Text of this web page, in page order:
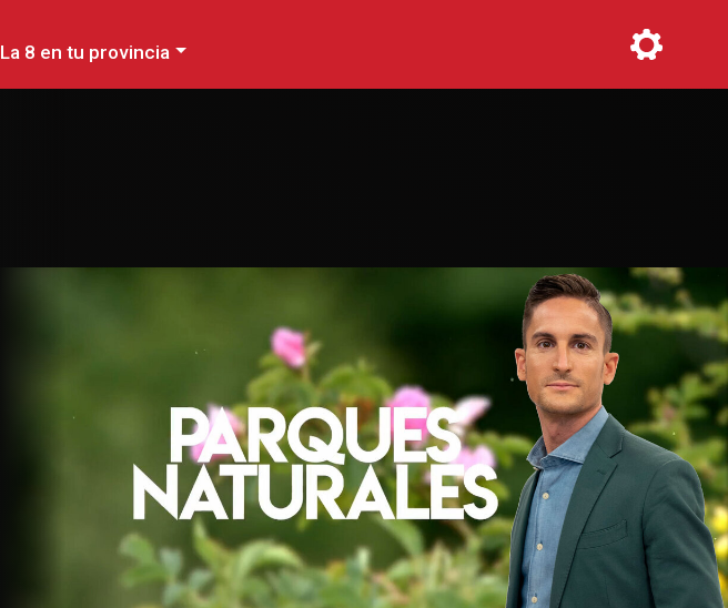
La 8 en tu provincia